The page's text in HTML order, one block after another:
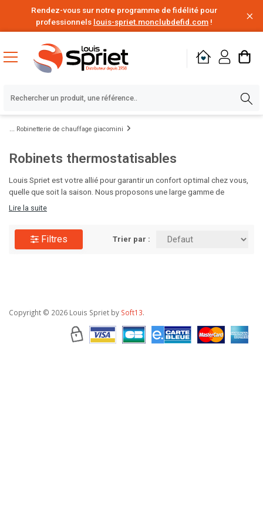
Rendez-vous sur notre programme de fidélité pour
professionnels louis-spriet.monclubdefid.com !
Robinetterie de chauffage giacomini
Robinets thermostatisables
Louis Spriet est votre allié pour garantir un confort optimal chez vous,
quelle que soit la saison. Nous proposons une large gamme de
solutions de chauffage, des chaudières aux radiateurs design, ainsi que
équipements adaptés à votre espace et à votre budget. Visitez Louis
Spriet et préparez votre maison pour toute l'année !
Lire la suite
Filtres Trier par :
Copyright © 2026 Louis Spriet by Soft13.